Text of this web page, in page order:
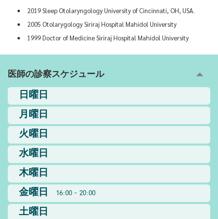
2019 Sleep Otolaryngology University of Cincinnati, OH, USA.
2005 Otolarygology Siriraj Hospital Mahidol University
1999 Doctor of Medicine Siriraj Hospital Mahidol University
医師の診察スケジュール
日曜日
月曜日
火曜日
水曜日
木曜日
金曜日
16:00 - 20:00
土曜日